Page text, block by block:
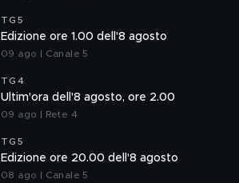
TG5
Edizione ore 1.00 dell'8 agosto
09 ago | Canale 5
TG4
Ultim'ora dell'8 agosto, ore 2.00
09 ago | Rete 4
TG5
Edizione ore 20.00 dell'8 agosto
08 ago | Canale 5